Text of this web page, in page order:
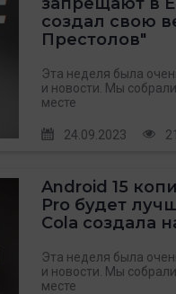
создал свою
Престолов"
Эта неделя была
и новости. Мы
месте
24.09.2023
Android 15
Pro будет
Cola создала
Эта неделя была
и новости. Мы
месте